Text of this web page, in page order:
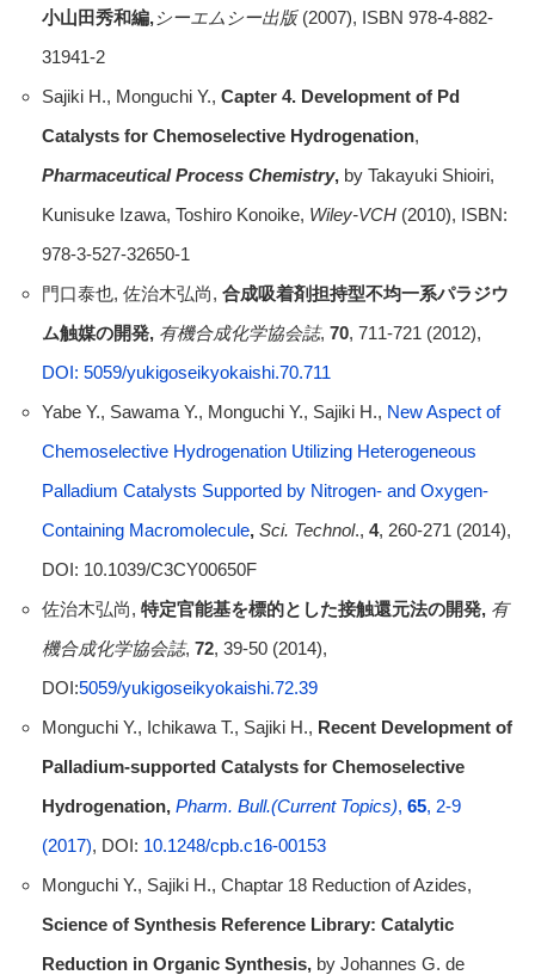
小山田秀和編,シーエムシー出版(2007), ISBN 978-4-882-
31941-2
Sajiki H., Monguchi Y., Capter 4. Development of Pd
Catalysts for Chemoselective Hydrogenation,
Pharmaceutical Process Chemistry, by Takayuki Shioiri,
Kunisuke Izawa, Toshiro Konoike, Wiley-VCH(2010), ISBN:
978-3-527-32650-1
門口泰也, 佐治木弘尚, 合成吸着剤担持型不均一系パラジウ
ム触媒の開発, 有機合成化学協会誌, 70, 711-721 (2012),
DOI: 5059/yukigoseikyokaishi.70.711
Yabe Y., Sawama Y., Monguchi Y., Sajiki H., New Aspect of
Chemoselective Hydrogenation Utilizing Heterogeneous
Palladium Catalysts Supported by Nitrogen- and Oxygen-
Containing Macromolecule, Sci. Technol., 4, 260-271 (2014),
DOI: 10.1039/C3CY00650F
佐治木弘尚, 特定官能基を標的とした接触還元法の開発, 有
機合成化学協会誌, 72, 39-50 (2014),
DOI:5059/yukigoseikyokaishi.72.39
Monguchi Y., Ichikawa T., Sajiki H., Recent Development of
Palladium-supported Catalysts for Chemoselective
Hydrogenation,Pharm. Bull.(Current Topics), 65, 2-9
(2017), DOI: 10.1248/cpb.c16-00153
Monguchi Y., Sajiki H., Chaptar 18 Reduction of Azides,
Science of Synthesis Reference Library: Catalytic
Reduction in Organic Synthesis,by Johannes G. de